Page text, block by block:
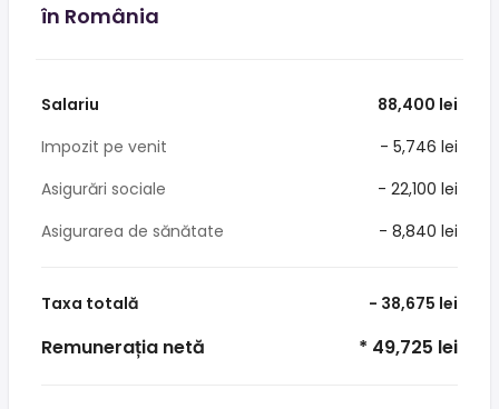
în România
Salariu
88,400 lei
Impozit pe venit
- 5,746 lei
Asigurări sociale
- 22,100 lei
Asigurarea de sănătate
- 8,840 lei
Taxa totală - 38,675 lei
Remunerația netă * 49,725 lei